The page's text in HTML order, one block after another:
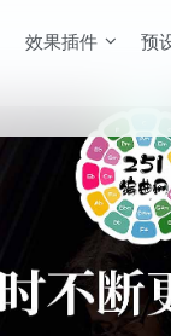
效果插件 预